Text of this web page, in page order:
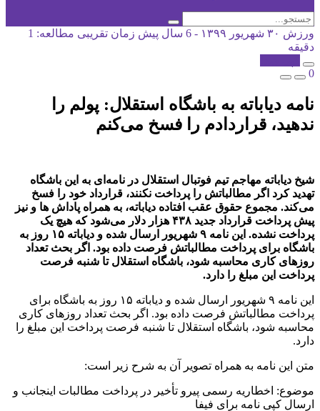
ورزش ۳۰ شهریور ۱۳۹۹ - 6 سال پیش
زمان تقریبی مطالعه: 1
دقیقه
0
نامه دیاباته به باشگاه استقلال: پولم را
ندهید، قراردادم را فسخ می‌کنم
شیخ دیاباته مهاجم تیم فوتبال استقلال در نامه‌ای به این باشگاه
تهدید کرد اگر مطالباتش را پرداخت نکنند، قرارداد خود را فسخ
می‌کند. مجموع حقوق عقب افتاده دیاباته، به همراه پاداش ها و نیز
پیش پرداخت قرارداد جدید ۴۳۸ هزار دلار می‌شود که هیچ یک
پرداخت نشده. این نامه ۹ شهریور ارسال شده و دیاباته ۱۵ روز به
باشگاه برای پرداخت مطالباتش فرصت داده بود. اگر بحث تعداد
روزهای کاری محاسبه شود، باشگاه استقلال تا شنبه فرصت
پرداخت این مبلغ را دارد.
این نامه ۹ شهریور ارسال شده و دیاباته ۱۵ روز به باشگاه برای
پرداخت مطالباتش فرصت داده بود. اگر بحث تعداد روزهای کاری
محاسبه شود، باشگاه استقلال تا شنبه فرصت پرداخت این مبلغ را
دارد.
متن این نامه به همراه تصویر آن به شرح زیر است:
موضوع: اخطاریه رسمی پیرو تأخیر در پرداخت مطالبات اینجانب و
ارسال کپی نامه برای فیفا